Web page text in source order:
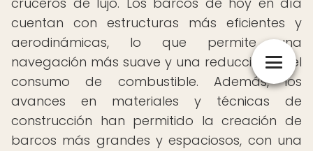
cuentan con estructuras más eficientes y
aerodinámicas, lo que permite una
navegación más suave y una reducción en el
consumo de combustible. Además, los
avances en materiales y técnicas de
construcción han permitido la creación de
barcos más grandes y espaciosos, con una